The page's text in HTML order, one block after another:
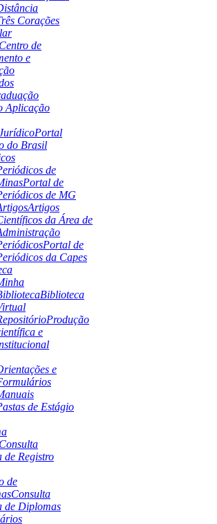
Corações
Centro de
e
Aplicação
Portal
do Brasil
de
Portal de
de MG
Artigos
da Área de
Portal de
da Capes
Biblioteca
Produção
e
e
de Estágio
Consulta
de Registro
de
Consulta
de Diplomas